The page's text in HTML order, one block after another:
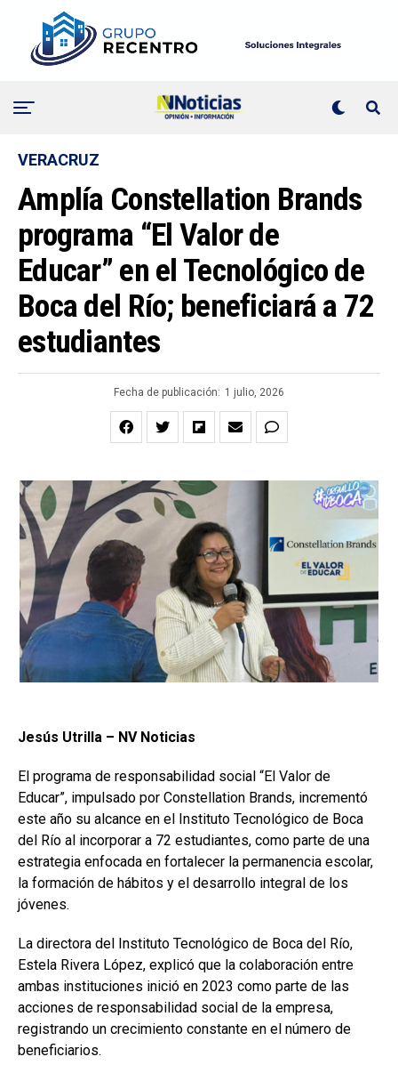
VERACRUZ
Amplía Constellation Brands
programa “El Valor de
Educar” en el Tecnológico de
Boca del Río; beneficiará a 72
estudiantes
Fecha de publicación: 1 julio, 2026
Jesús Utrilla – NV Noticias
El programa de responsabilidad social “El Valor de
Educar”, impulsado por Constellation Brands, incrementó
este año su alcance en el Instituto Tecnológico de Boca
del Río al incorporar a 72 estudiantes, como parte de una
estrategia enfocada en fortalecer la permanencia escolar,
la formación de hábitos y el desarrollo integral de los
jóvenes.
La directora del Instituto Tecnológico de Boca del Río,
Estela Rivera López, explicó que la colaboración entre
ambas instituciones inició en 2023 como parte de las
acciones de responsabilidad social de la empresa,
registrando un crecimiento constante en el número de
beneficiarios.